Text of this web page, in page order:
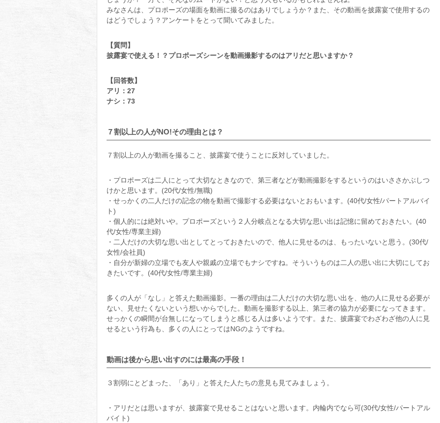
みなさんは、プロポーズの場面を動画に撮るのはありでしょうか？また、その動画を披露宴で使用するの
はどうでしょう？アンケートをとって聞いてみました。
【質問】
披露宴で使える！？プロポーズシーンを動画撮影するのはアリだと思いますか？
【回答数】
アリ：27
ナシ：73
７割以上の人がNO!その理由とは？
７割以上の人が動画を撮ること、披露宴で使うことに反対していました。
・プロポーズは二人にとって大切なときなので、第三者などが動画撮影をするというのはいささかぶしつ
けかと思います。(20代/女性/無職)
・せっかくの二人だけの記念の物を動画で撮影する必要はないとおもいます。(40代/女性/パートアルバイ
ト)
・個人的には絶対いや。プロポーズという２人分岐点となる大切な思い出は記憶に留めておきたい。(40
代/女性/専業主婦)
・二人だけの大切な思い出としてとっておきたいので、他人に見せるのは、もったいないと思う。(30代/
女性/会社員)
・自分が新婦の立場でも友人や親戚の立場でもナシですね。そういうものは二人の思い出に大切にしてお
きたいです。(40代/女性/専業主婦)
多くの人が「なし」と答えた動画撮影。一番の理由は二人だけの大切な思い出を、他の人に見せる必要が
ない、見せたくないという想いからでした。動画を撮影する以上、第三者の協力が必要になってきます。
せっかくの瞬間が台無しになってしまうと感じる人は多いようです。また、披露宴でわざわざ他の人に見
せるという行為も、多くの人にとってはNGのようですね。
動画は後から思い出すのには最高の手段！
３割弱にとどまった、「あり」と答えた人たちの意見も見てみましょう。
・アリだとは思いますが、披露宴で見せることはないと思います。内輪内でなら可(30代/女性/パートアル
バイト)